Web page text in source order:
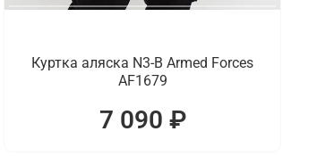
Куртка аляска N3-B Armed Forces
AF1679
7 090 ₽